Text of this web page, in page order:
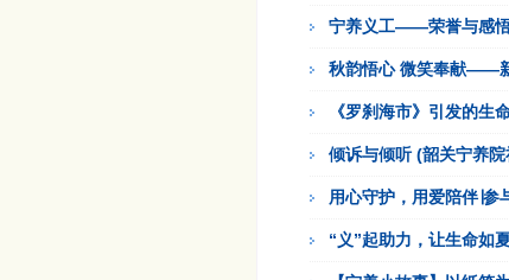
宁养义工——荣誉与感悟
秋韵悟心 微笑奉献——
《罗刹海市》引发的生
倾诉与倾听 (韶关宁养
用心守护，用爱陪伴∣
“义”起助力，让生命如